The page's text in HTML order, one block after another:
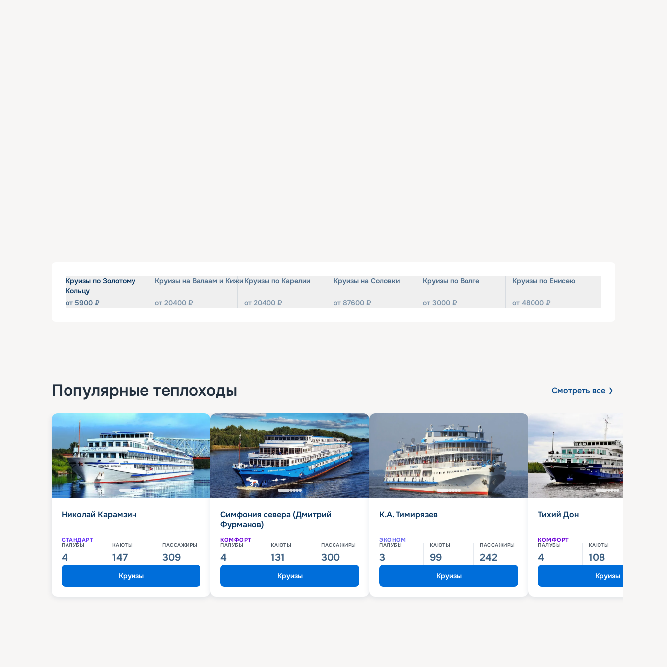
Круизы по Золотому
Кольцу
от 5900 ₽
Круизы на Валаам и Кижи
от 20400 ₽
Круизы по Карелии
от 20400 ₽
Круизы на Соловки
от 87600 ₽
Круизы по Волге
от 3000 ₽
Круизы по Енисею
от 48000 ₽
Популярные теплоходы Смотреть все
Николай Карамзин
СТАНДАРТ
ПАЛУБЫ
4
КАЮТЫ
147
ПАССАЖИРЫ
309
Круизы
Симфония севера (Дмитрий
Фурманов)
КОМФОРТ
ПАЛУБЫ
4
КАЮТЫ
131
ПАССАЖИРЫ
300
Круизы
К.А. Тимирязев
ЭКОНОМ
ПАЛУБЫ
3
КАЮТЫ
99
ПАССАЖИРЫ
242
Круизы
Тихий Дон
КОМФОРТ
ПАЛУБЫ
4
КАЮТЫ
108
Круизы